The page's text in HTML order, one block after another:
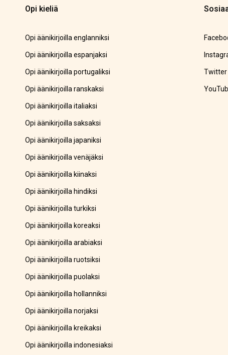
Opi kieliä
Opi äänikirjoilla englanniksi
Opi äänikirjoilla espanjaksi
Opi äänikirjoilla portugaliksi
Opi äänikirjoilla ranskaksi
Opi äänikirjoilla italiaksi
Opi äänikirjoilla saksaksi
Opi äänikirjoilla japaniksi
Opi äänikirjoilla venäjäksi
Opi äänikirjoilla kiinaksi
Opi äänikirjoilla hindiksi
Opi äänikirjoilla turkiksi
Opi äänikirjoilla koreaksi
Opi äänikirjoilla arabiaksi
Opi äänikirjoilla ruotsiksi
Opi äänikirjoilla puolaksi
Opi äänikirjoilla hollanniksi
Opi äänikirjoilla norjaksi
Opi äänikirjoilla kreikaksi
Opi äänikirjoilla indonesiaksi
Twitter